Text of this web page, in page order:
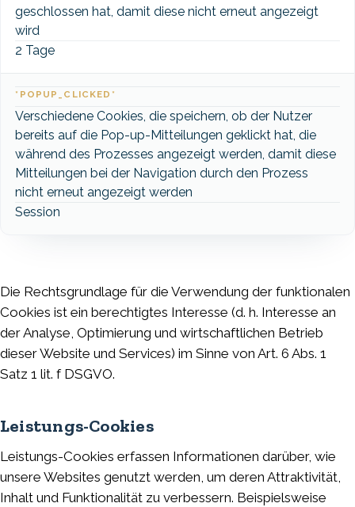
geschlossen hat, damit diese nicht erneut angezeigt
wird
2 Tage
*POPUP_CLICKED*
Verschiedene Cookies, die speichern, ob der Nutzer
bereits auf die Pop-up-Mitteilungen geklickt hat, die
während des Prozesses angezeigt werden, damit diese
Mitteilungen bei der Navigation durch den Prozess
nicht erneut angezeigt werden
Session
Die Rechtsgrundlage für die Verwendung der funktionalen
Cookies ist ein berechtigtes Interesse (d. h. Interesse an
der Analyse, Optimierung und wirtschaftlichen Betrieb
dieser Website und Services) im Sinne von Art. 6 Abs. 1
Satz 1 lit. f DSGVO.
Leistungs-Cookies
Leistungs-Cookies erfassen Informationen darüber, wie
unsere Websites genutzt werden, um deren Attraktivität,
Inhalt und Funktionalität zu verbessern. Beispielsweise